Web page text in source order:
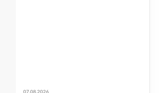
07.08.2026